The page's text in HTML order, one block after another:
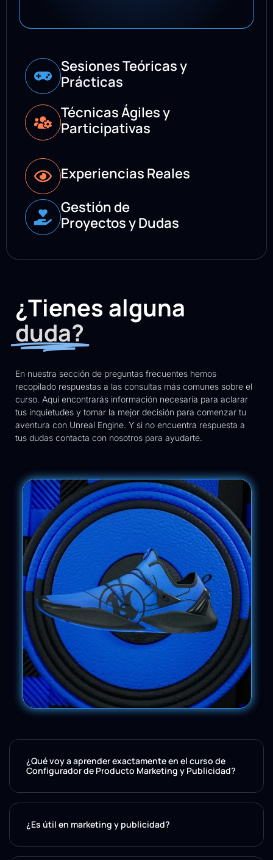
Sesiones Teóricas y
Prácticas
Técnicas Ágiles y
Participativas
Experiencias Reales
Gestión de
Proyectos y Dudas
¿Tienes alguna
duda?
En nuestra sección de preguntas frecuentes hemos
recopilado respuestas a las consultas más comunes sobre el
curso. Aquí encontrarás información necesaria para aclarar
tus inquietudes y tomar la mejor decisión para comenzar tu
aventura con Unreal Engine. Y si no encuentra respuesta a
tus dudas contacta con nosotros para ayudarte.
¿Qué voy a aprender exactamente en el curso de
Configurador de Producto Marketing y Publicidad?
¿Es útil en marketing y publicidad?